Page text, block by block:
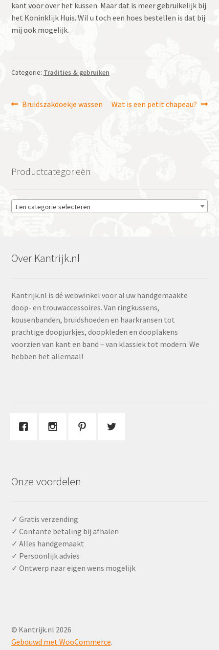
kant voor over het kussen. Maar dat is meer gebruikelijk bij
het Koninklijk Huis. Wil u toch een hoes bestellen is dat bij
mij ook mogelijk.
Categorie: Tradities & gebruiken
Bericht
Vorig
Bruidszakdoekje wassen
Volgend
Wat is een petit chapeau?
Productcategorieën
Een categorie selecteren
Over Kantrijk.nl
Kantrijk.nl is dé webwinkel voor al uw handgemaakte
doop- en trouwaccessoires. Van ringkussens,
kousenbanden, bruidshoeden en haarkransen tot
prachtige doopjurkjes, doopkleden en dooplakens
voorzien van kant en band – van klassiek tot modern. We
hebben het allemaal!
Onze voordelen
✓ Gratis verzending
✓ Contante betaling bij afhalen
✓ Alles handgemaakt
✓ Persoonlijk advies
✓ Ontwerp naar eigen wens mogelijk
© Kantrijk.nl 2026
Gebouwd met WooCommerce.